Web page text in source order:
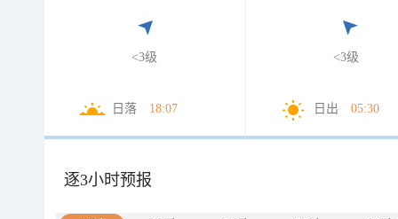
<3级
日落 18:07
<3级
日出 05:30
逐3小时预报